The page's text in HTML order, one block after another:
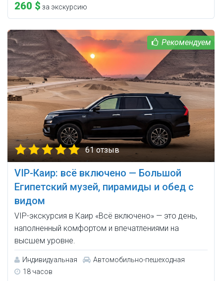
260 $ за экскурсию
61 отзыв
VIP-Каир: всё включено — Большой
Египетский музей, пирамиды и обед с
видом
VIP-экскурсия в Каир «Всё включено» — это день,
наполненный комфортом и впечатлениями на
высшем уровне.
Индивидуальная
Автомобильно-пешеходная
18 часов